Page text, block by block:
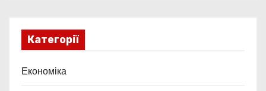
Категорії
Економіка